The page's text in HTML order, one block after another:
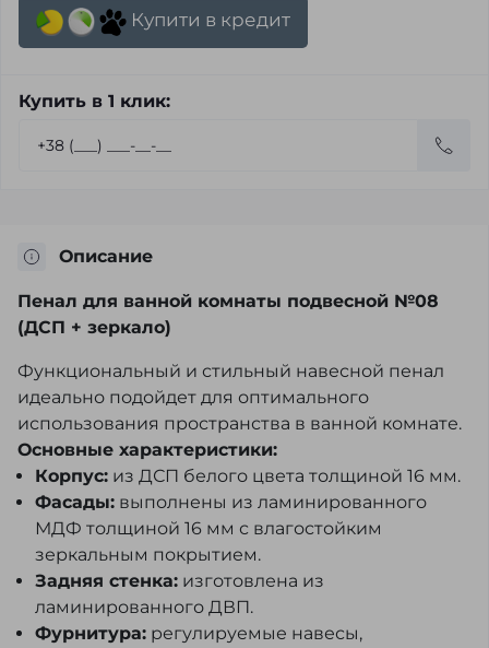
Купити в кредит
Купить в 1 клик:
Описание
Пенал для ванной комнаты подвесной №08
(ДСП + зеркало)
Функциональный и стильный навесной пенал
идеально подойдет для оптимального
использования пространства в ванной комнате.
Основные характеристики:
Корпус: из ДСП белого цвета толщиной 16 мм.
Фасады: выполнены из ламинированного
МДФ толщиной 16 мм с влагостойким
зеркальным покрытием.
Задняя стенка: изготовлена из
ламинированного ДВП.
Фурнитура: регулируемые навесы,